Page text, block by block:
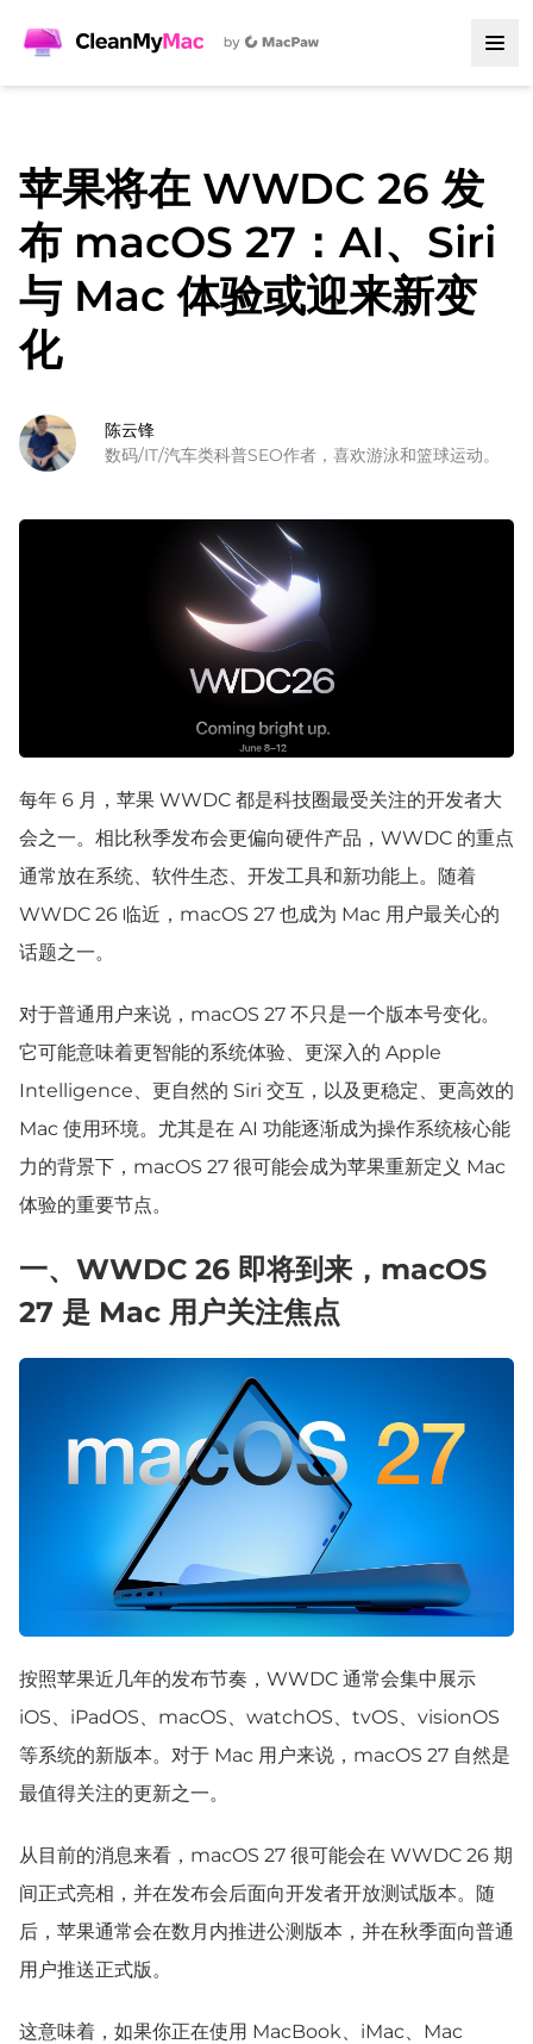
苹果将在 WWDC 26 发
布 macOS 27：AI、Siri
与 Mac 体验或迎来新变
化
陈云锋
数码/IT/汽车类科普SEO作者，喜欢游泳和篮球运动。
每年 6 月，苹果 WWDC 都是科技圈最受关注的开发者大
会之一。相比秋季发布会更偏向硬件产品，WWDC 的重点
通常放在系统、软件生态、开发工具和新功能上。随着
WWDC 26 临近，macOS 27 也成为 Mac 用户最关心的
话题之一。
对于普通用户来说，macOS 27 不只是一个版本号变化。
它可能意味着更智能的系统体验、更深入的 Apple
Intelligence、更自然的 Siri 交互，以及更稳定、更高效的
Mac 使用环境。尤其是在 AI 功能逐渐成为操作系统核心能
力的背景下，macOS 27 很可能会成为苹果重新定义 Mac
体验的重要节点。
一、WWDC 26 即将到来，macOS
27 是 Mac 用户关注焦点
按照苹果近几年的发布节奏，WWDC 通常会集中展示
iOS、iPadOS、macOS、watchOS、tvOS、visionOS
等系统的新版本。对于 Mac 用户来说，macOS 27 自然是
最值得关注的更新之一。
从目前的消息来看，macOS 27 很可能会在 WWDC 26 期
间正式亮相，并在发布会后面向开发者开放测试版本。随
后，苹果通常会在数月内推进公测版本，并在秋季面向普通
用户推送正式版。
这意味着，如果你正在使用 MacBook、iMac、Mac